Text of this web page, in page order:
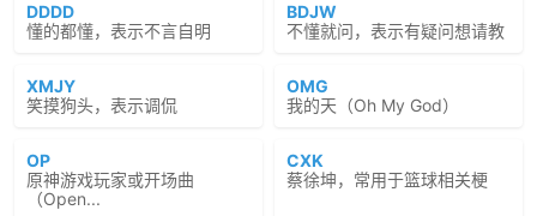
DDDD
懂的都懂，表示不言自明
BDJW
不懂就问，表示有疑问想请教
XMJY
笑摸狗头，表示调侃
OMG
我的天（Oh My God）
OP
原神游戏玩家或开场曲
（Open...
CXK
蔡徐坤，常用于篮球相关梗